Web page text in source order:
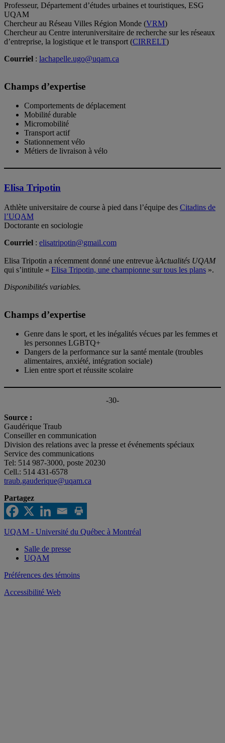
Professeur, Département d’études urbaines et touristiques, ESG
UQAM
Chercheur au Réseau Villes Région Monde (VRM)
Chercheur au Centre interuniversitaire de recherche sur les réseaux
d’entreprise, la logistique et le transport (CIRRELT)
Courriel : lachapelle.ugo@uqam.ca
Champs d’expertise
Comportements de déplacement
Mobilité durable
Micromobilité
Transport actif
Stationnement vélo
Métiers de livraison à vélo
Elisa Tripotin
Athlète universitaire de course à pied dans l’équipe des Citadins de
l’UQAM
Doctorante en sociologie
Courriel : elisatripotin@gmail.com
Elisa Tripotin a récemment donné une entrevue àActualités UQAM
qui s’intitule « Elisa Tripotin, une championne sur tous les plans ».
Disponibilités variables.
Champs d’expertise
Genre dans le sport, et les inégalités vécues par les femmes et
les personnes LGBTQ+
Dangers de la performance sur la santé mentale (troubles
alimentaires, anxiété, intégration sociale)
Lien entre sport et réussite scolaire
-30-
Source :
Gaudérique Traub
Conseiller en communication
Division des relations avec la presse et événements spéciaux
Service des communications
Tel: 514 987-3000, poste 20230
Cell.: 514 431-6578
traub.gauderique@uqam.ca
Partagez
UQAM - Université du Québec à Montréal
Salle de presse
UQAM
Préférences des témoins
Accessibilité Web